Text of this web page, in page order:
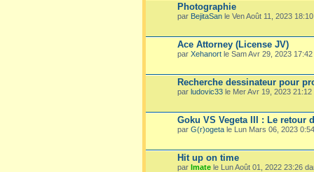
Photographie
par BejitaSan le Ven Août 11, 2023
Ace Attorney (License JV)
par Xehanort le Sam Avr 29, 2023
Recherche dessinateur pour
par ludovic33 le Mer Avr 19, 2023
Goku VS Vegeta III : Le retour
par G(r)ogeta le Lun Mars 06, 2023
Hit up on time
par Imate le Lun Août 01, 2022 23:26